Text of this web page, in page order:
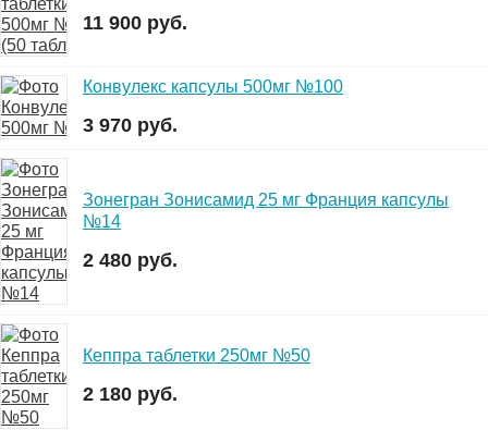
11 900 руб.
Конвулекс капсулы 500мг №100
3 970 руб.
Зонегран Зонисамид 25 мг Франция капсулы
№14
2 480 руб.
Кеппра таблетки 250мг №50
2 180 руб.